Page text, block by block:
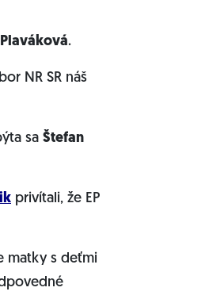
.
NR SR náš
sa Štefan
privítali, že EP
matky s deťmi